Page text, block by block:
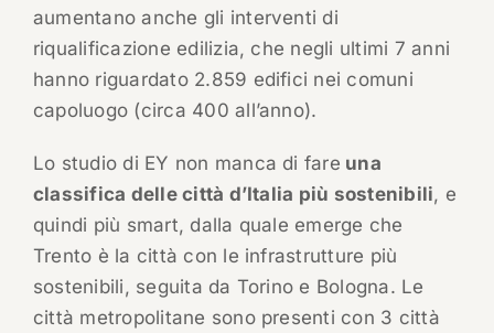
aumentano anche gli interventi di
riqualificazione edilizia, che negli ultimi 7 anni
hanno riguardato 2.859 edifici nei comuni
capoluogo (circa 400 all’anno).
Lo studio di EY non manca di fare una
classifica delle città d’Italia più sostenibili, e
quindi più smart, dalla quale emerge che
Trento è la città con le infrastrutture più
sostenibili, seguita da Torino e Bologna. Le
città metropolitane sono presenti con 3 città